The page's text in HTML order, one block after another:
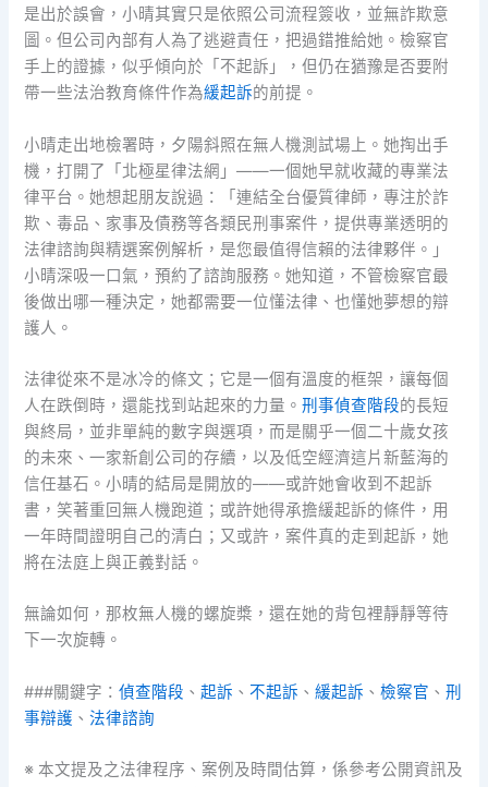
是出於誤會，小晴其實只是依照公司流程簽收，並無詐欺意
圖。但公司內部有人為了逃避責任，把過錯推給她。檢察官
手上的證據，似乎傾向於「不起訴」，但仍在猶豫是否要附
帶一些法治教育條件作為緩起訴的前提。
小晴走出地檢署時，夕陽斜照在無人機測試場上。她掏出手
機，打開了「北極星律法網」——一個她早就收藏的專業法
律平台。她想起朋友說過：「連結全台優質律師，專注於詐
欺、毒品、家事及債務等各類民刑事案件，提供專業透明的
法律諮詢與精選案例解析，是您最值得信賴的法律夥伴。」
小晴深吸一口氣，預約了諮詢服務。她知道，不管檢察官最
後做出哪一種決定，她都需要一位懂法律、也懂她夢想的辯
護人。
法律從來不是冰冷的條文；它是一個有溫度的框架，讓每個
人在跌倒時，還能找到站起來的力量。刑事偵查階段的長短
與終局，並非單純的數字與選項，而是關乎一個二十歲女孩
的未來、一家新創公司的存續，以及低空經濟這片新藍海的
信任基石。小晴的結局是開放的——或許她會收到不起訴
書，笑著重回無人機跑道；或許她得承擔緩起訴的條件，用
一年時間證明自己的清白；又或許，案件真的走到起訴，她
將在法庭上與正義對話。
無論如何，那枚無人機的螺旋槳，還在她的背包裡靜靜等待
下一次旋轉。
###關鍵字：偵查階段 、起訴 、不起訴 、緩起訴 、檢察官 、刑
事辯護 、法律諮詢
※ 本文提及之法律程序、案例及時間估算，係參考公開資訊及